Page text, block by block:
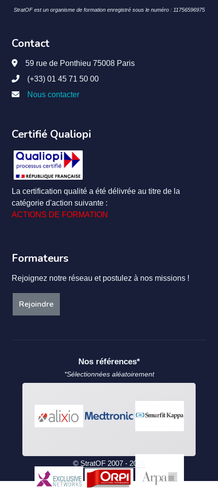
StratOF est un organisme de formation enregistré sous le numéro : 11756596975
Contact
59 rue de Ponthieu 75008 Paris
(+33) 01 45 71 50 00
Nous contacter
Certifié Qualiopi
La certification qualité a été délivrée au titre de la
catégorie d'action suivante :
ACTIONS DE FORMATION
Formateurs
Rejoignez notre réseau et postulez à nos missions !
Rejoindre
Nos références*
*Sélectionnées aléatoirement
© StratOF 2007 - 2026